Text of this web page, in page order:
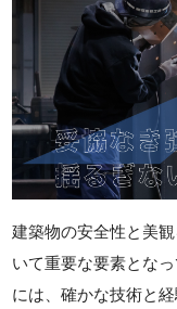
建築物の安全性と美
いて重要な要素とな
には、確かな技術と